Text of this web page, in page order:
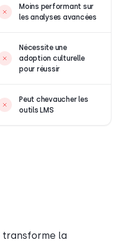
Moins performant sur
les analyses avancées
Nécessite une
adoption culturelle
pour réussir
Peut chevaucher les
outils LMS
transforme la